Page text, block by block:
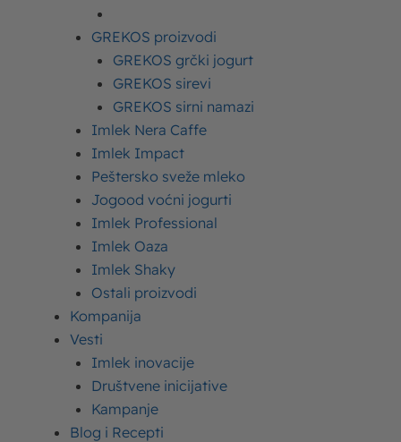
GREKOS proizvodi
GREKOS grčki jogurt
GREKOS sirevi
GREKOS sirni namazi
Imlek Nera Caffe
Imlek Impact
Peštersko sveže mleko
Jogood voćni jogurti
Imlek Professional
Imlek Oaza
Imlek Shaky
Ostali proizvodi
Kompanija
Vesti
Imlek inovacije
Društvene inicijative
Kampanje
Blog i Recepti
Kisela pavlaka Moja Kravica
Jogurt Moja Kravica
Mleko Moja Kravica